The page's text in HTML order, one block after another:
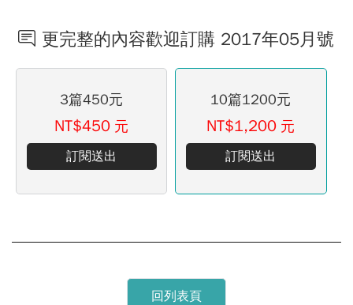
更完整的內容歡迎訂購 2017年05月號
3篇450元
NT$450 元
訂閱送出
10篇1200元
NT$1,200 元
訂閱送出
回列表頁